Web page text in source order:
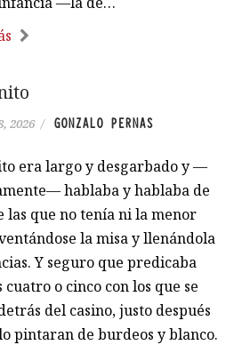
2026 / GONZALO PERNAS
era largo y desgarbado y —
hablaba y hablaba de
las que no tenía ni la menor
la misa y llenándola
Y seguro que predicaba
cuatro o cinco con los que se
del casino, justo después
pintaran de burdeos y blanco.